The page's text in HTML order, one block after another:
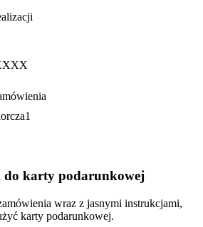
1
karty podarunkowej
wraz z jasnymi instrukcjami,
karty podarunkowej.